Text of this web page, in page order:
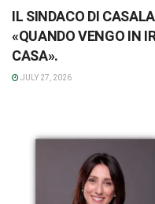
IL SINDACO DI
«QUANDO VENGO IN
CASA».
JULY 27, 2026